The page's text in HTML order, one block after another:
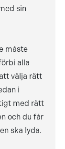
sin
måste
alla
välja rätt
i
med rätt
och du får
ska lyda.